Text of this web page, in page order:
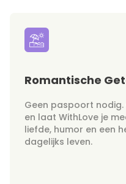
Romantische
Geen paspoort
en laat WithLove je
liefde, humor en een
dagelijks leven.